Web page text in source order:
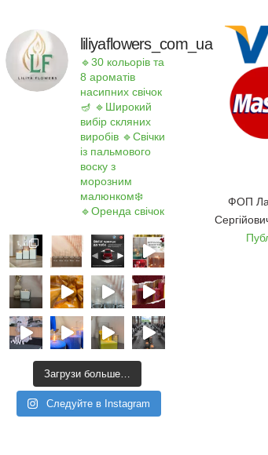
liliyaflowers_com_ua
🔹30 кольорів та
8 ароматів
насипних свічок
🪔 🔹Широкий
вибір скляних
виробів🔹Свічки
із пальмового
воску з
морозним
малюнком❄️
🔹Оренда свічок
Загрузи больше…
Следуйте в Instagram
ФОП